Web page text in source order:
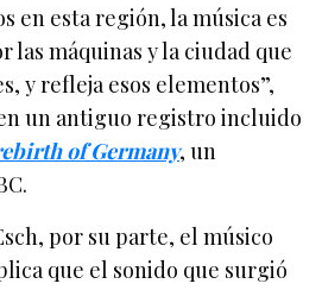
en esta región, la música es
las máquinas y la ciudad que
y refleja esos elementos”,
un antiguo registro incluido
of Germany, un
por su parte, el músico
que el sonido que surgió